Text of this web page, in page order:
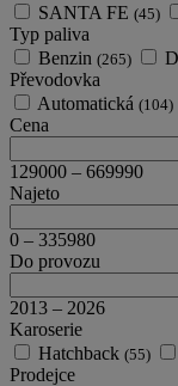
SANTA FE (45)
Typ paliva
Benzin (265)
Převodovka
Automatická (104)
Cena
129000 – 669990
Najeto
0 – 335980
Do provozu
2013 – 2026
Karoserie
Hatchback (55)
Prodejce